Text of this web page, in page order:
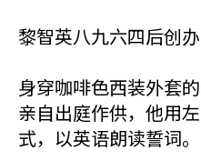
黎智英八九六四后创
身穿咖啡色西装外套
亲自出庭作供，他用
式，以英语朗读誓词。